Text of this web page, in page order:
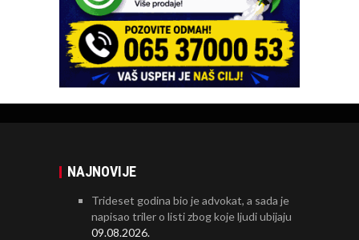
NAJNOVIJE
Trideset godina bio je advokat, a sada je
napisao triler o listi zbog koje ljudi ubijaju
09.08.2026.